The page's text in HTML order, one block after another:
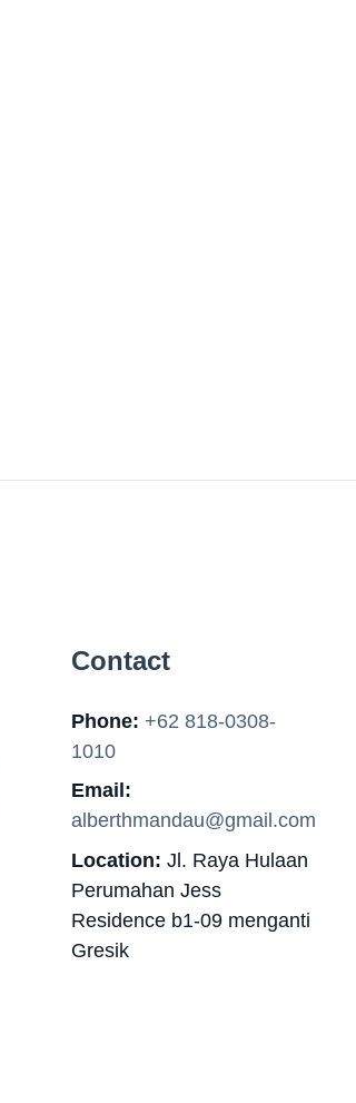
Contact
Phone: +62 818-0308-
1010
Email:
alberthmandau@gmail.com
Location: Jl. Raya Hulaan
Perumahan Jess
Residence b1-09 menganti
Gresik